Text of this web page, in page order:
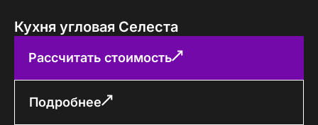
Кухня угловая Селеста
Рассчитать стоимость
Подробнее